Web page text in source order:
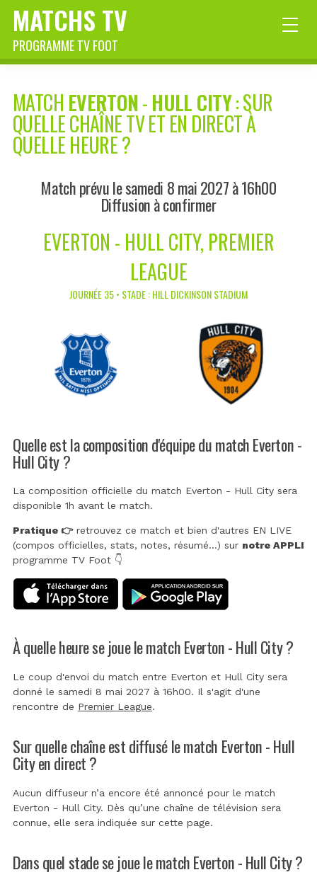
MATCHS TV
PROGRAMME TV FOOT
MATCH EVERTON-HULL CITY: SUR
QUELLE CHAÎNE TV ET EN DIRECT À
QUELLE HEURE ?
Match prévu le samedi 8 mai 2027 à 16h00
Diffusion à confirmer
EVERTON - HULL CITY, PREMIER
LEAGUE
JOURNÉE 35 • STADE : HILL DICKINSON STADIUM
Quelle est la composition d'équipe du match Everton -
Hull City ?
La composition officielle du match Everton - Hull City sera
disponible 1h avant le match.
Pratique 👉retrouvez ce match et bien d'autres EN LIVE
(compos officielles, stats, notes, résumé...) sur notre APPLI
programme TV Foot 👇
À quelle heure se joue le match Everton - Hull City ?
Le coup d'envoi du match entre Everton et Hull City sera
donné le samedi 8 mai 2027 à 16h00. Il s'agit d'une
rencontre de Premier League.
Sur quelle chaîne est diffusé le match Everton - Hull
City en direct ?
Aucun diffuseur n’a encore été annoncé pour le match
Everton - Hull City. Dès qu’une chaîne de télévision sera
connue, elle sera indiquée sur cette page.
Dans quel stade se joue le match Everton - Hull City ?